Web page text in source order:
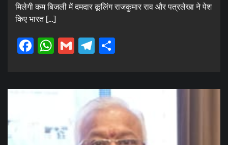
मिलेगी कम बिजली में दमदार कूलिंग राजकुमार राव और पत्रलेखा ने पेश
किए भारत […]
Facebook
WhatsApp
GmailTelegram